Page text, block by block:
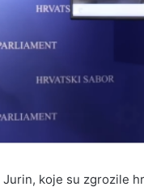
koje su zgrozile